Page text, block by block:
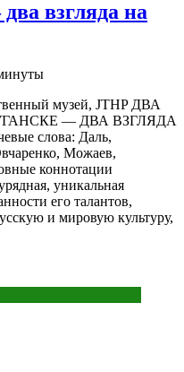
взгляда на
музей, JTHP ДВА
— ДВА ВЗГЛЯДА
слова: Даль,
Можаев,
коннотации
уникальная
его талантов,
и мировую культуру,